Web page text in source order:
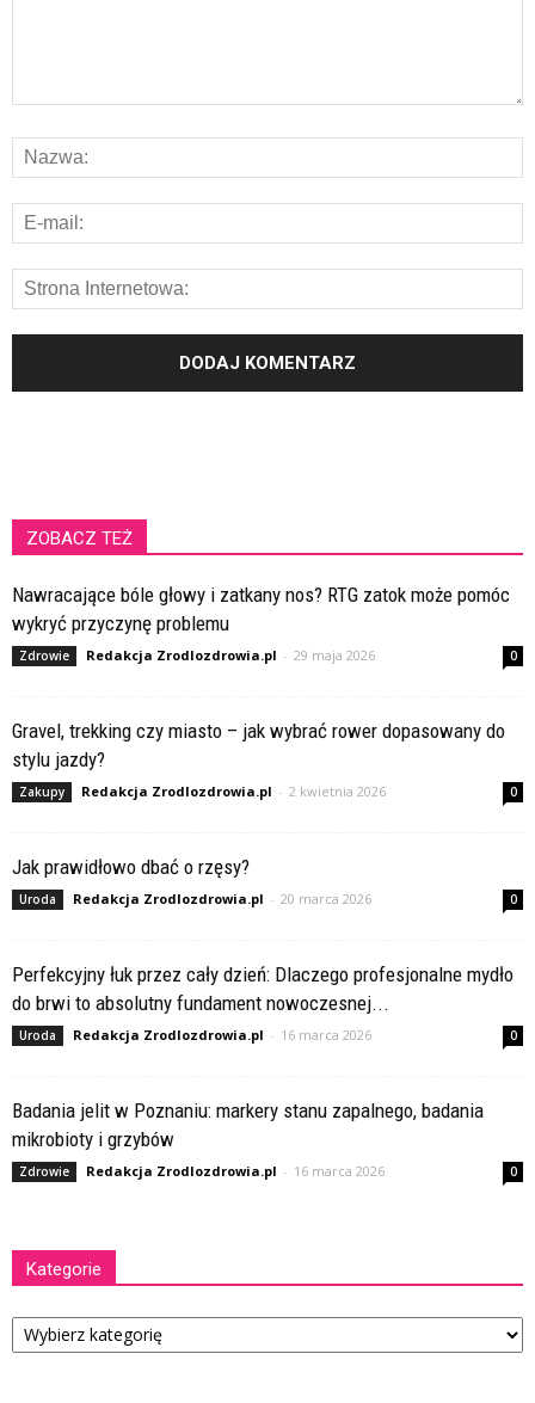
ZOBACZ TEŻ
Nawracające bóle głowy i zatkany nos? RTG zatok może pomóc
wykryć przyczynę problemu
Zdrowie Redakcja Zrodlozdrowia.pl - 29 maja 2026 0
Gravel, trekking czy miasto – jak wybrać rower dopasowany do
stylu jazdy?
Zakupy Redakcja Zrodlozdrowia.pl - 2 kwietnia 2026 0
Jak prawidłowo dbać o rzęsy?
Uroda Redakcja Zrodlozdrowia.pl - 20 marca 2026 0
Perfekcyjny łuk przez cały dzień: Dlaczego profesjonalne mydło
do brwi to absolutny fundament nowoczesnej...
Uroda Redakcja Zrodlozdrowia.pl - 16 marca 2026 0
Badania jelit w Poznaniu: markery stanu zapalnego, badania
mikrobioty i grzybów
Zdrowie Redakcja Zrodlozdrowia.pl - 16 marca 2026 0
Kategorie
Kategorie